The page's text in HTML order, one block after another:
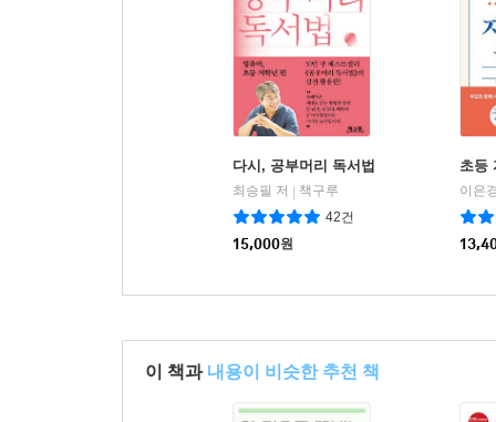
다시, 공부머리 독서법
최승필 저
책구루
42건
15,000원
초등
이은
이 책과 내용이 비슷한 추천 책